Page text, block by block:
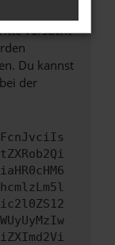
versucht
Du kannst
der